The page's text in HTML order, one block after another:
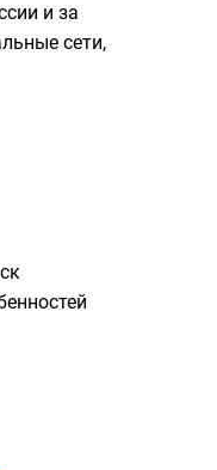
и за
сети,